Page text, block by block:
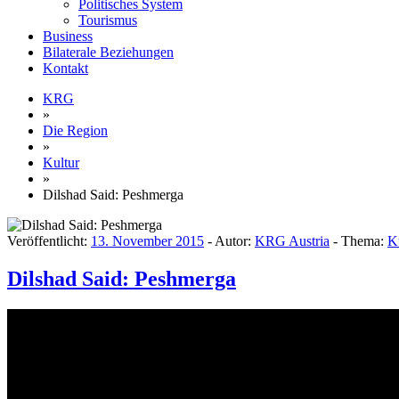
Politisches System
Tourismus
Business
Bilaterale Beziehungen
Kontakt
KRG
»
Die Region
»
Kultur
»
Dilshad Said: Peshmerga
Veröffentlicht: 13. November 2015 - Autor: KRG Austria - Thema:
Dilshad Said: Peshmerga